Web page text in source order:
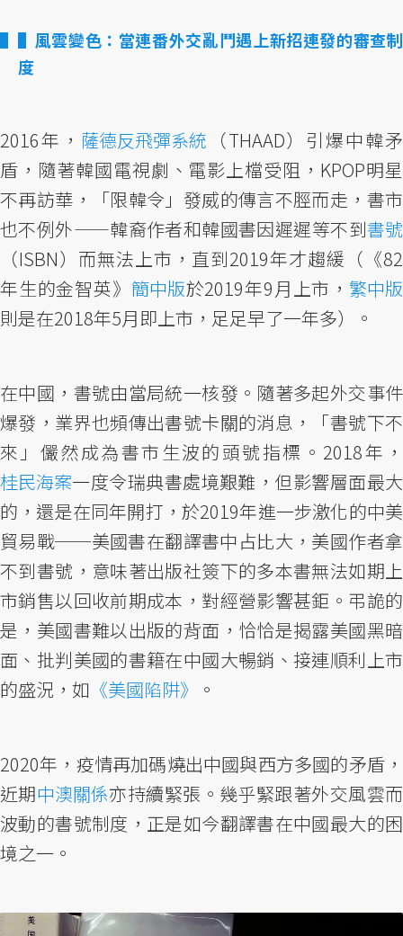
▌風雲變色：當連番外交亂鬥遇上新招連發的審查制
度
2016年， 薩德反飛彈系統 （THAAD）引爆中韓矛
盾，隨著韓國電視劇、電影上檔受阻，KPOP明星
不再訪華，「限韓令」發威的傳言不脛而走，書市
也不例外——韓裔作者和韓國書因遲遲等不到書號
（ISBN）而無法上市，直到2019年才趨緩（《82
年生的金智英》 簡中版於2019年9月上市， 繁中版
則是在2018年5月即上市，足足早了一年多）。
在中國，書號由當局統一核發。隨著多起外交事件
爆發，業界也頻傳出書號卡關的消息，「書號下不
來」儼然成為書市生波的頭號指標。2018年，
桂民海案一度令瑞典書處境艱難，但影響層面最大
的，還是在同年開打，於2019年進一步激化的中美
貿易戰──美國書在翻譯書中占比大，美國作者拿
不到書號，意味著出版社簽下的多本書無法如期上
市銷售以回收前期成本，對經營影響甚鉅。弔詭的
是，美國書難以出版的背面，恰恰是揭露美國黑暗
面、批判美國的書籍在中國大暢銷、接連順利上市
的盛況，如 《美國陷阱》 。
2020年，疫情再加碼燒出中國與西方多國的矛盾，
近期中澳關係亦持續緊張。幾乎緊跟著外交風雲而
波動的書號制度，正是如今翻譯書在中國最大的困
境之一。